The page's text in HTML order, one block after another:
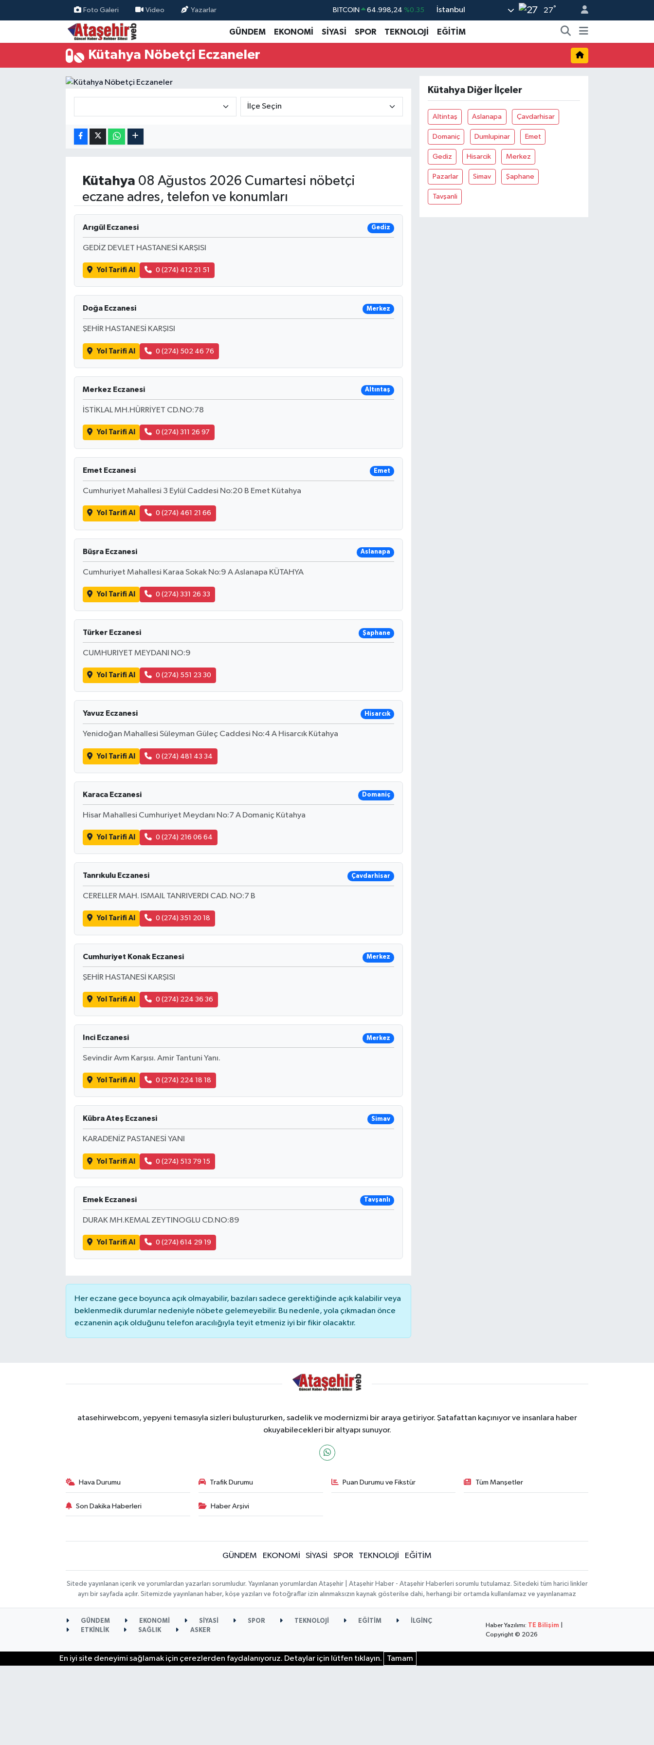
Foto Galeri Video Yazarlar
DOLAR 47,7436 %0.18
EURO 55,2510 %0.32
İstanbul 27°
GÜNDEM EKONOMİ SİYASİ SPOR TEKNOLOJİ EĞİTİM
Kütahya Nöbetçi Eczaneler
Kütahya 08 Ağustos 2026 Cumartesi nöbetçi
eczane adres, telefon ve konumları
Arıgül Eczanesi Gediz
GEDİZ DEVLET HASTANESİ KARŞISI
Yol Tarifi Al 0 (274) 412 21 51
Doğa Eczanesi Merkez
ŞEHİR HASTANESİ KARŞISI
Yol Tarifi Al 0 (274) 502 46 76
Merkez Eczanesi Altıntaş
İSTİKLAL MH.HÜRRİYET CD.NO:78
Yol Tarifi Al 0 (274) 311 26 97
Emet Eczanesi Emet
Cumhuriyet Mahallesi 3 Eylül Caddesi No:20 B Emet Kütahya
Yol Tarifi Al 0 (274) 461 21 66
Büşra Eczanesi Aslanapa
Cumhuriyet Mahallesi Karaa Sokak No:9 A Aslanapa KÜTAHYA
Yol Tarifi Al 0 (274) 331 26 33
Türker Eczanesi Şaphane
CUMHURIYET MEYDANI NO:9
Yol Tarifi Al 0 (274) 551 23 30
Yavuz Eczanesi Hisarcık
Yenidoğan Mahallesi Süleyman Güleç Caddesi No:4 A Hisarcık Kütahya
Yol Tarifi Al 0 (274) 481 43 34
Karaca Eczanesi Domaniç
Hisar Mahallesi Cumhuriyet Meydanı No:7 A Domaniç Kütahya
Yol Tarifi Al 0 (274) 216 06 64
Tanrıkulu Eczanesi Çavdarhisar
CERELLER MAH. ISMAIL TANRIVERDI CAD. NO:7 B
Yol Tarifi Al 0 (274) 351 20 18
Cumhuriyet Konak Eczanesi Merkez
ŞEHİR HASTANESİ KARŞISI
Yol Tarifi Al 0 (274) 224 36 36
Inci Eczanesi Merkez
Sevindir Avm Karşısı. Amir Tantuni Yanı.
Yol Tarifi Al 0 (274) 224 18 18
Kübra Ateş Eczanesi Simav
KARADENİZ PASTANESİ YANI
Yol Tarifi Al 0 (274) 513 79 15
Emek Eczanesi Tavşanlı
DURAK MH.KEMAL ZEYTINOGLU CD.NO:89
Yol Tarifi Al 0 (274) 614 29 19
Her eczane gece boyunca açık olmayabilir, bazıları sadece gerektiğinde açık kalabilir veya
beklenmedik durumlar nedeniyle nöbete gelemeyebilir. Bu nedenle, yola çıkmadan önce
eczanenin açık olduğunu telefon aracılığıyla teyit etmeniz iyi bir fikir olacaktır.
Kütahya Diğer İlçeler
Altintaş Aslanapa Çavdarhisar
Domaniç Dumlupinar Emet
Gediz Hisarcik Merkez
Pazarlar Simav Şaphane
Tavşanli
atasehirwebcom, yepyeni temasıyla sizleri buluştururken, sadelik ve modernizmi bir araya getiriyor. Şatafattan kaçınıyor ve insanlara haber
okuyabilecekleri bir altyapı sunuyor.
Hava Durumu Trafik Durumu Puan Durumu ve Fikstür Tüm Manşetler
Son Dakika Haberleri Haber Arşivi
GÜNDEM EKONOMİ SİYASİ SPOR TEKNOLOJİ EĞİTİM
Sitede yayınlanan içerik ve yorumlardan yazarları sorumludur. Yayınlanan yorumlardan Ataşehir | Ataşehir Haber - Ataşehir Haberleri sorumlu tutulamaz. Sitedeki tüm harici linkler
ayrı bir sayfada açılır. Sitemizde yayınlanan haber, köşe yazıları ve fotoğraflar izin alınmaksızın kaynak gösterilse dahi, herhangi bir ortamda kullanılamaz ve yayınlanamaz
GÜNDEM EKONOMİ SİYASİ SPOR TEKNOLOJİ EĞİTİM
İLGİNÇ
ETKİNLİK
SAĞLIK ASKER
Haber Yazılımı: TE Bilişim
Copyright © 2026
En iyi site deneyimi sağlamak için çerezlerden faydalanıyoruz. Detaylar için lütfen tıklayın. Tamam
Hava Durumu
Trafik Durumu
Süper Lig Puan Durumu ve Fikstür
Son Dakika Haberleri